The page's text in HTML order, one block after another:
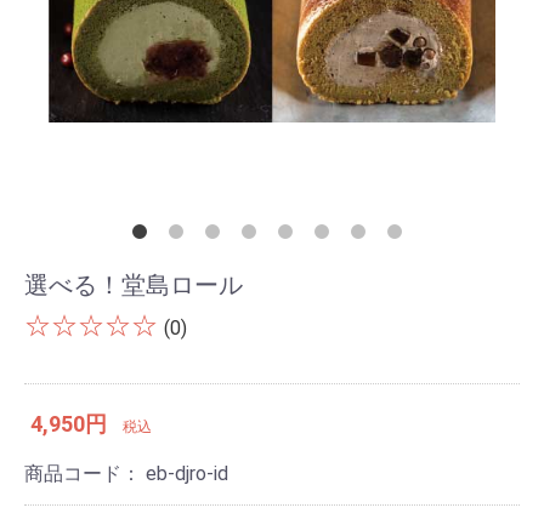
選べる！堂島ロール
☆☆☆☆☆ (0)
4,950円 税込
商品コード： eb-djro-id